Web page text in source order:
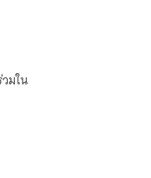
มใน